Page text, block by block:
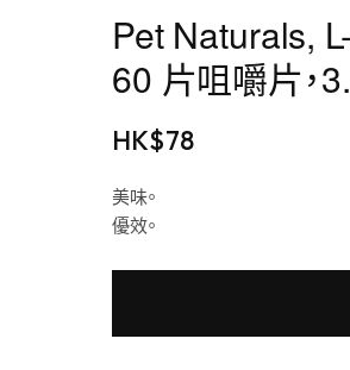
Pet Naturals,
60 片咀嚼片，
HK$78
美味。
優效。